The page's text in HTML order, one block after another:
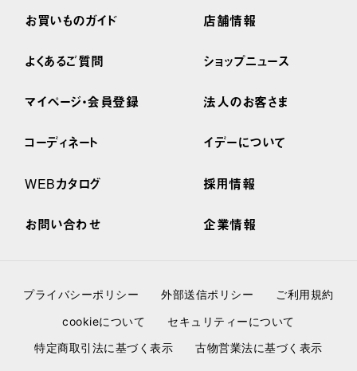
お買いものガイド
よくあるご質問
マイページ・会員登録
コーディネート
WEBカタログ
お問い合わせ
店舗情報
ショップニュース
法人のお客さま
イデーについて
採用情報
企業情報
プライバシーポリシー 外部送信ポリシー
ご利用規約
cookieについて
セキュリティーについて
特定商取引法に基づく表示
古物営業法に基づく表示